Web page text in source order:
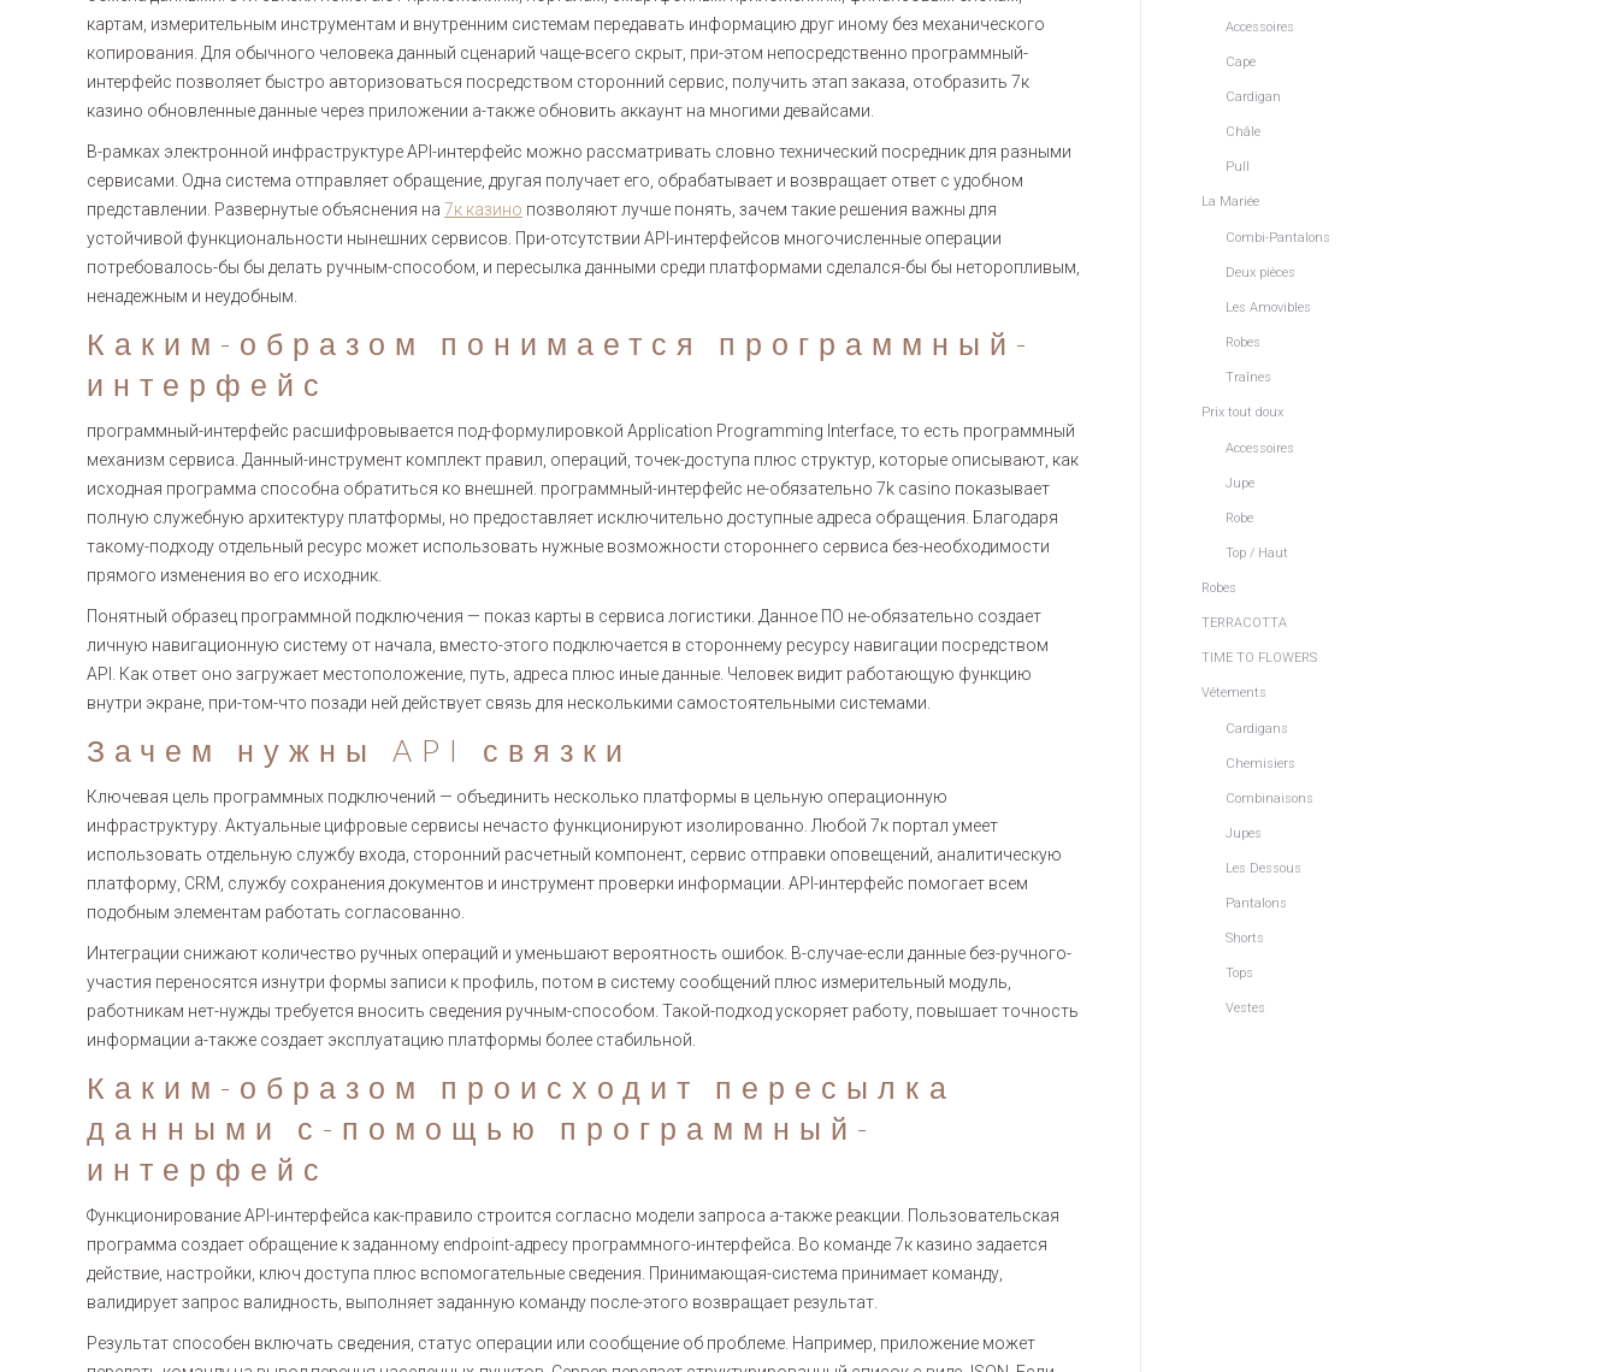
картам, измерительным инструментам и внутренним системам передавать информацию друг иному без механического
копирования. Для обычного человека данный сценарий чаще-всего скрыт, при-этом непосредственно программный-
интерфейс позволяет быстро авторизоваться посредством сторонний сервис, получить этап заказа, отобразить 7к
казино обновленные данные через приложении а-также обновить аккаунт на многими девайсами.
В-рамках электронной инфраструктуре API-интерфейс можно рассматривать словно технический посредник для разными
сервисами. Одна система отправляет обращение, другая получает его, обрабатывает и возвращает ответ с удобном
представлении. Развернутые объяснения на 7к казино позволяют лучше понять, зачем такие решения важны для
устойчивой функциональности нынешних сервисов. При-отсутствии API-интерфейсов многочисленные операции
потребовалось-бы бы делать ручным-способом, и пересылка данными среди платформами сделался-бы бы неторопливым,
ненадежным и неудобным.
Каким-образом понимается программный-
интерфейс
программный-интерфейс расшифровывается под-формулировкой Application Programming Interface, то есть программный
механизм сервиса. Данный-инструмент комплект правил, операций, точек-доступа плюс структур, которые описывают, как
исходная программа способна обратиться ко внешней. программный-интерфейс не-обязательно 7k casino показывает
полную служебную архитектуру платформы, но предоставляет исключительно доступные адреса обращения. Благодаря
такому-подходу отдельный ресурс может использовать нужные возможности стороннего сервиса без-необходимости
прямого изменения во его исходник.
Понятный образец программной подключения — показ карты в сервиса логистики. Данное ПО не-обязательно создает
личную навигационную систему от начала, вместо-этого подключается в стороннему ресурсу навигации посредством
API. Как ответ оно загружает местоположение, путь, адреса плюс иные данные. Человек видит работающую функцию
внутри экране, при-том-что позади ней действует связь для несколькими самостоятельными системами.
Зачем нужны API связки
Ключевая цель программных подключений — объединить несколько платформы в цельную операционную
инфраструктуру. Актуальные цифровые сервисы нечасто функционируют изолированно. Любой 7к портал умеет
использовать отдельную службу входа, сторонний расчетный компонент, сервис отправки оповещений, аналитическую
платформу, CRM, службу сохранения документов и инструмент проверки информации. API-интерфейс помогает всем
подобным элементам работать согласованно.
Интеграции снижают количество ручных операций и уменьшают вероятность ошибок. В-случае-если данные без-ручного-
участия переносятся изнутри формы записи к профиль, потом в систему сообщений плюс измерительный модуль,
работникам нет-нужды требуется вносить сведения ручным-способом. Такой-подход ускоряет работу, повышает точность
информации а-также создает эксплуатацию платформы более стабильной.
Каким-образом происходит пересылка
данными с-помощью программный-
интерфейс
Функционирование API-интерфейса как-правило строится согласно модели запроса а-также реакции. Пользовательская
программа создает обращение к заданному endpoint-адресу программного-интерфейса. Во команде 7к казино задается
действие, настройки, ключ доступа плюс вспомогательные сведения. Принимающая-система принимает команду,
валидирует запрос валидность, выполняет заданную команду после-этого возвращает результат.
Результат способен включать сведения, статус операции или сообщение об проблеме. Например, приложение может
Accessoires
Cape
Cardigan
Châle
Pull
La Mariée
Combi-Pantalons
Deux pièces
Les Amovibles
Robes
Traînes
Prix tout doux
Accessoires
Jupe
Robe
Top / Haut
Robes
TERRACOTTA
TIME TO FLOWERS
Vêtements
Cardigans
Chemisiers
Combinaisons
Jupes
Les Dessous
Pantalons
Shorts
Tops
Vestes